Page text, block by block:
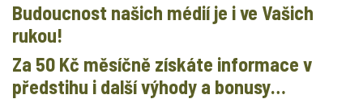
Budoucnost našich médií je i ve Vašich
rukou!
Za 50 Kč měsíčně získáte informace v
předstihu i další výhody a bonusy…